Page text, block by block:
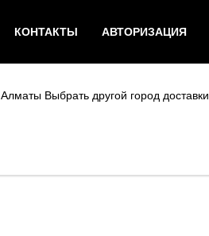
КОНТАКТЫ АВТОРИЗАЦИЯ
Алматы Выбрать другой город доставки